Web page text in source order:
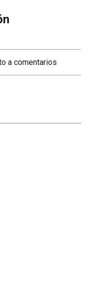
a comentarios